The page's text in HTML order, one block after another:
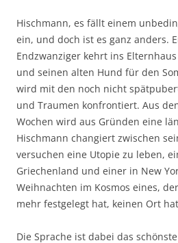
Hischmann, es fällt einem
ein, und doch ist es ganz anders.
Endzwanziger kehrt ins
und seinen alten Hund für den
wird mit den noch nicht
und Traumen konfrontiert. Aus
Wochen wird aus Gründen eine
Hischmann changiert zwischen
versuchen eine Utopie zu leben,
Griechenland und einer in New
Weihnachten im Kosmos eines,
mehr festgelegt hat, keinen Ort
Die Sprache ist dabei das